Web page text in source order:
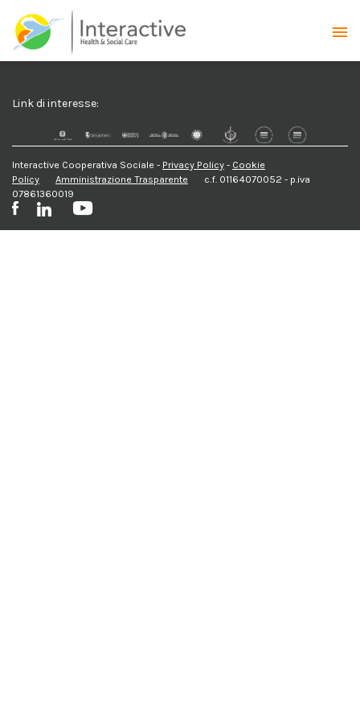
Link di interesse:
Interactive Cooperativa Sociale - Privacy Policy - Cookie
Policy
Amministrazione Trasparente
c.f. 01164070052 - p.iva
07861360019